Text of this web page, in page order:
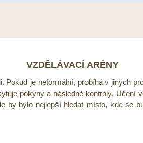
VZDĚLÁVACÍ ARÉNY
Pokud je neformální, probíhá v jiných
pokyny a následné kontroly. Učení
by bylo nejlepší hledat místo, kde se